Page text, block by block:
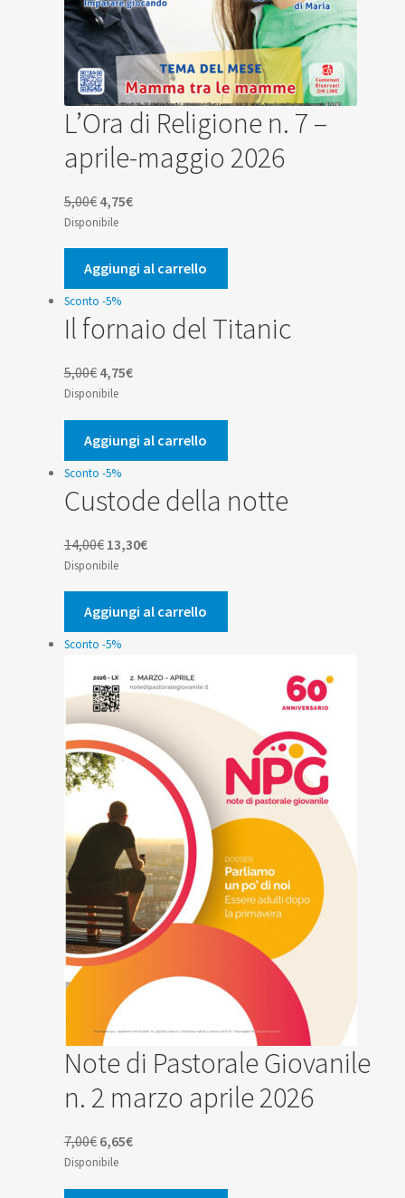
L’Ora di Religione n. 7 –
aprile-maggio 2026
5,00€ Il
prezzo
originale
era:
5,00€.
4,75€Il
attuale
è:
4,75€.
Disponibile
Aggiungi al carrello
Sconto -5%
Il fornaio del Titanic
5,00€ Il
prezzo
originale
era:
5,00€.
4,75€Il
attuale
è:
4,75€.
Disponibile
Aggiungi al carrello
Sconto -5%
Custode della notte
14,00€ Il
prezzo
originale
era:
14,00€.
13,30€Il
attuale
è:
13,30€.
Disponibile
Aggiungi al carrello
Sconto -5%
Note di Pastorale Giovanile
n. 2 marzo aprile 2026
7,00€ Il
prezzo
originale
6,65€Il
attuale
Disponibile